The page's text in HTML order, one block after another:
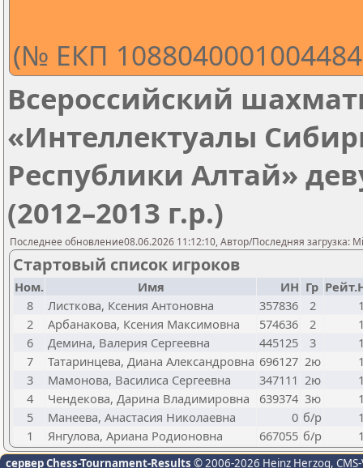
(№ ЕКП
Всероссийский
«Интеллектуалы
Республики Алтай»
(2012–2013 г.р.)
Последнее обновление08.06.2026 11:12:10, Автор/Последняя загрузка:
Стартовый список игроков
Ном. Имя ИН Гр
8
Листкова, Ксения Антоновна 357836 2
2
Арбанакова, Ксения Максимовна 574636 2
6
Демина, Валерия Сергеевна 445125 3
7
Татаринцева, Диана Александровна 696127 2ю
3
Мамонова, Василиса Сергеевна 347111 2ю
4
Чендекова, Дарина Владимировна 639374 3ю
5
Манеева, Анастасия Николаевна 0 б/р
1
Янгулова, Ариана Родионовна 667055 б/р
сервер Chess-Tournament-Results © 2006-2026 Heinz Herzog,